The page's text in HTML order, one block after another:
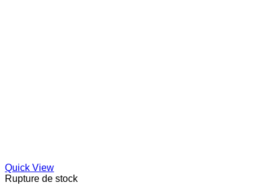
Quick View
Rupture de stock